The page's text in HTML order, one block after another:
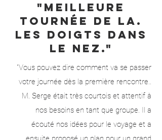
"Meilleure
tournée de LA.
Les doigts dans
le nez."
"Vous pouvez dire comment va se passer
votre journée dès la première rencontre..
M. Serge était très courtois et attentif à
nos besoins en tant que groupe. Il a
écouté nos idées pour le voyage et a